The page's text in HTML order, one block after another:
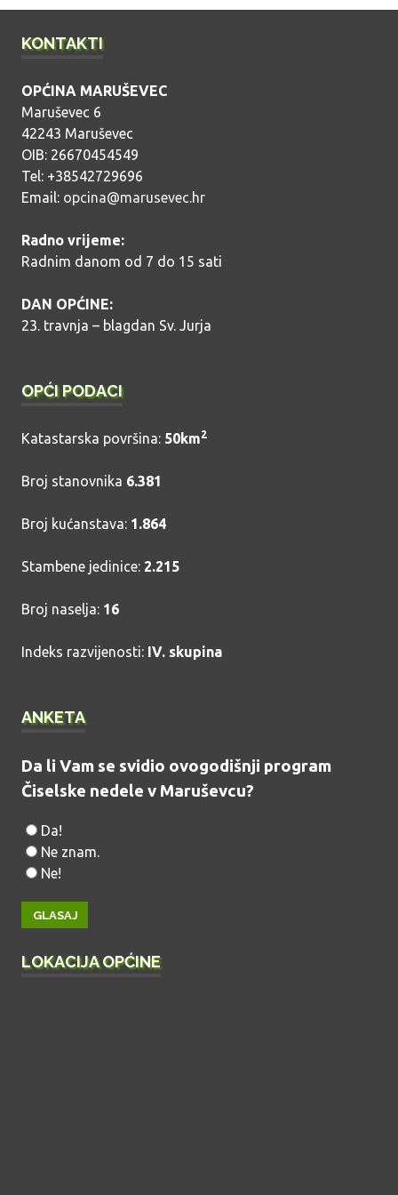
KONTAKTI
OPĆINA MARUŠEVEC
Maruševec 6
42243 Maruševec
OIB: 26670454549
Tel: +38542729696
Email: opcina@marusevec.hr
Radno vrijeme:
Radnim danom od 7 do 15 sati
DAN OPĆINE:
23. travnja – blagdan Sv. Jurja
OPĆI PODACI
Katastarska površina: 50km2
Broj stanovnika 6.381
Broj kućanstava: 1.864
Stambene jedinice: 2.215
Broj naselja: 16
Indeks razvijenosti: IV. skupina
ANKETA
Da li Vam se svidio ovogodišnji program
Čiselske nedele v Maruševcu?
Da!
Ne znam.
Ne!
LOKACIJA OPĆINE